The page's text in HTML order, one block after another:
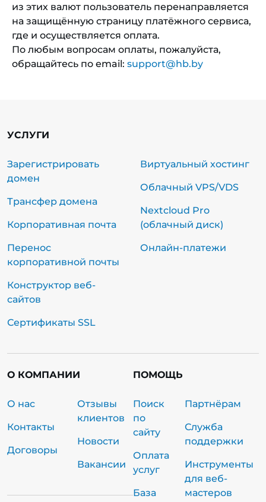
из этих валют пользователь перенаправляется
на защищённую страницу платёжного сервиса,
где и осуществляется оплата.
По любым вопросам оплаты, пожалуйста,
обращайтесь по email: support@hb.by
УСЛУГИ
Зарегистрировать
домен
Трансфер домена
Корпоративная почта
Перенос
корпоративной почты
Конструктор веб-
сайтов
Сертификаты SSL
Виртуальный хостинг
Облачный VPS/VDS
Nextcloud Pro
(облачный диск)
Онлайн-платежи
О КОМПАНИИ
О нас
Контакты
Договоры
Отзывы
клиентов
Новости
Вакансии
ПОМОЩЬ
Поиск
по
сайту
Оплата
услуг
База
Партнёрам
Служба
поддержки
Инструменты
для веб-
мастеров